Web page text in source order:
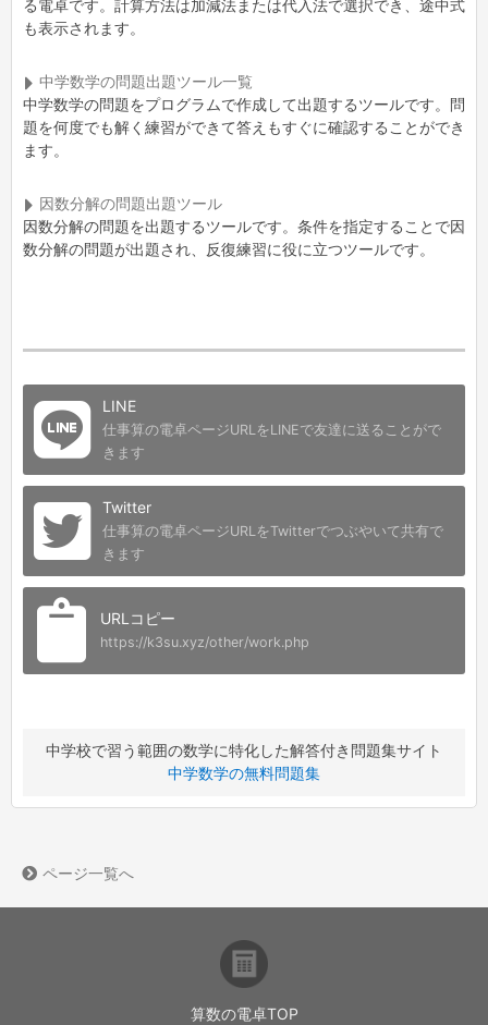
る電卓です。計算方法は加減法または代入法で選択でき、途中式
も表示されます。
中学数学の問題出題ツール一覧
中学数学の問題をプログラムで作成して出題するツールです。問
題を何度でも解く練習ができて答えもすぐに確認することができ
ます。
因数分解の問題出題ツール
因数分解の問題を出題するツールです。条件を指定することで因
数分解の問題が出題され、反復練習に役に立つツールです。
LINE
仕事算の電卓ページURLをLINEで友達に送ることがで
きます
Twitter
仕事算の電卓ページURLをTwitterでつぶやいて共有で
きます
URLコピー
https://k3su.xyz/other/work.php
中学校で習う範囲の数学に特化した解答付き問題集サイト
中学数学の無料問題集
ページ一覧へ
算数の電卓TOP